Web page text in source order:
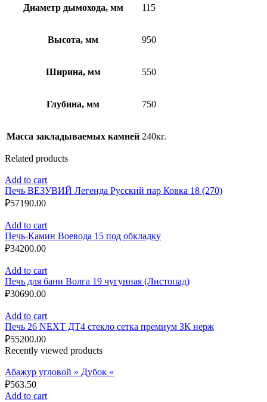
Диаметр дымохода, мм 115
Высота, мм 950
Ширина, мм 550
Глубина, мм 750
Масса закладываемых камней 240кг.
Related products
Add to cart
Печь ВЕЗУВИЙ Легенда Русский пар Ковка 18 (270)
₽57190.00
Add to cart
Печь-Камин Воевода 15 под обкладку
₽34200.00
Add to cart
Печь для бани Волга 19 чугунная (Листопад)
₽30690.00
Add to cart
Печь 26 NEXT ДТ4 стекло сетка премиум ЗК нерж
₽55200.00
Recently viewed products
Абажур угловой » Дубок «
₽563.50
Add to cart